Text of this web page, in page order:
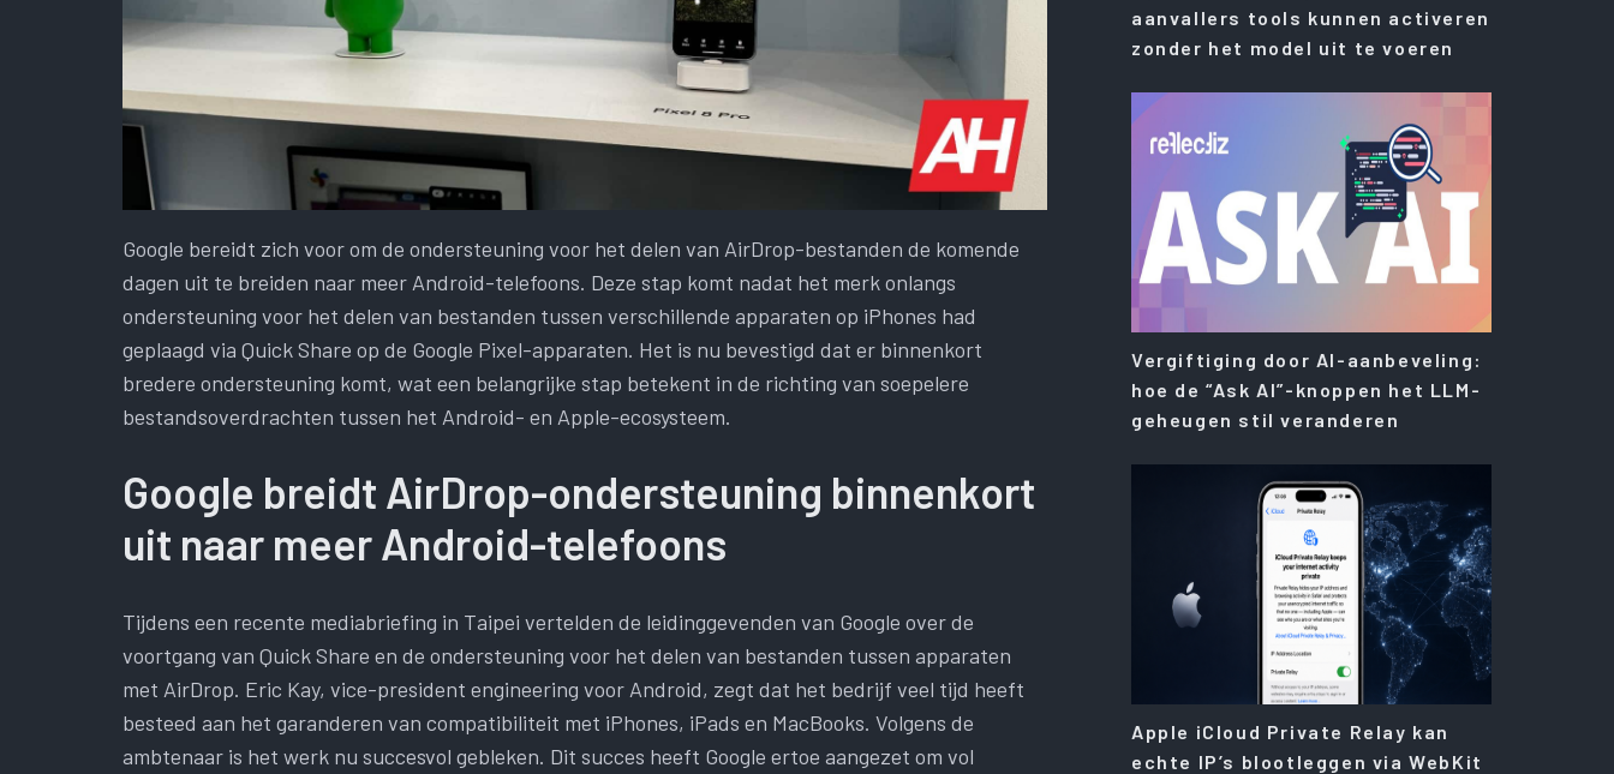
Google bereidt zich voor om de ondersteuning voor het delen van AirDrop-bestanden de komende
dagen uit te breiden naar meer Android-telefoons. Deze stap komt nadat het merk onlangs
ondersteuning voor het delen van bestanden tussen verschillende apparaten op iPhones had
geplaagd via Quick Share op de Google Pixel-apparaten. Het is nu bevestigd dat er binnenkort
bredere ondersteuning komt, wat een belangrijke stap betekent in de richting van soepelere
bestandsoverdrachten tussen het Android- en Apple-ecosysteem.
Google breidt AirDrop-ondersteuning binnenkort
uit naar meer Android-telefoons
Tijdens een recente mediabriefing in Taipei vertelden de leidinggevenden van Google over de
voortgang van Quick Share en de ondersteuning voor het delen van bestanden tussen apparaten
met AirDrop. Eric Kay, vice-president engineering voor Android, zegt dat het bedrijf veel tijd heeft
besteed aan het garanderen van compatibiliteit met iPhones, iPads en MacBooks. Volgens de
ambtenaar is het werk nu succesvol gebleken. Dit succes heeft Google ertoe aangezet om vol
aanvallers tools kunnen activeren
zonder het model uit te voeren
Vergiftiging door AI-aanbeveling:
hoe de “Ask AI”-knoppen het LLM-
geheugen stil veranderen
Apple iCloud Private Relay kan
echte IP’s blootleggen via WebKit